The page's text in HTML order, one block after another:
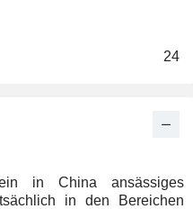
24
in China ansässiges
in den Bereichen